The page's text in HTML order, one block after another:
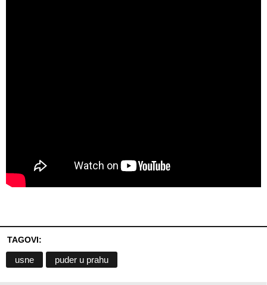
TAGOVI:
usne puder u prahu